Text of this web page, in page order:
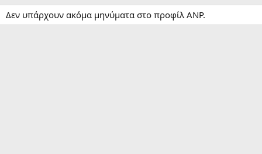
Δεν υπάρχουν ακόμα μηνύματα στο προφίλ ANP.